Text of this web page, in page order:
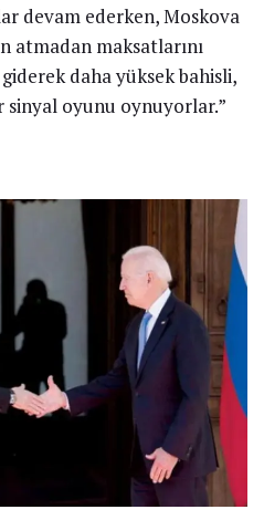
devam ederken, Moskova
atmadan maksatlarını
daha yüksek bahisli,
sinyal oyunu oynuyorlar.”